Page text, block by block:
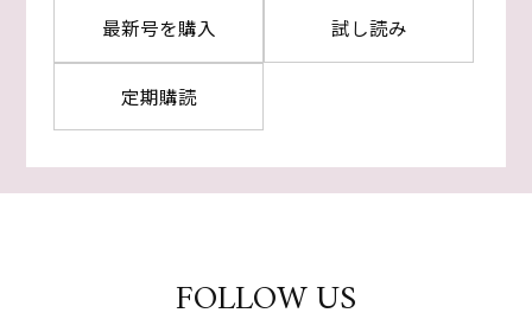
最新号を購入 試し読み
定期購読
FOLLOW US